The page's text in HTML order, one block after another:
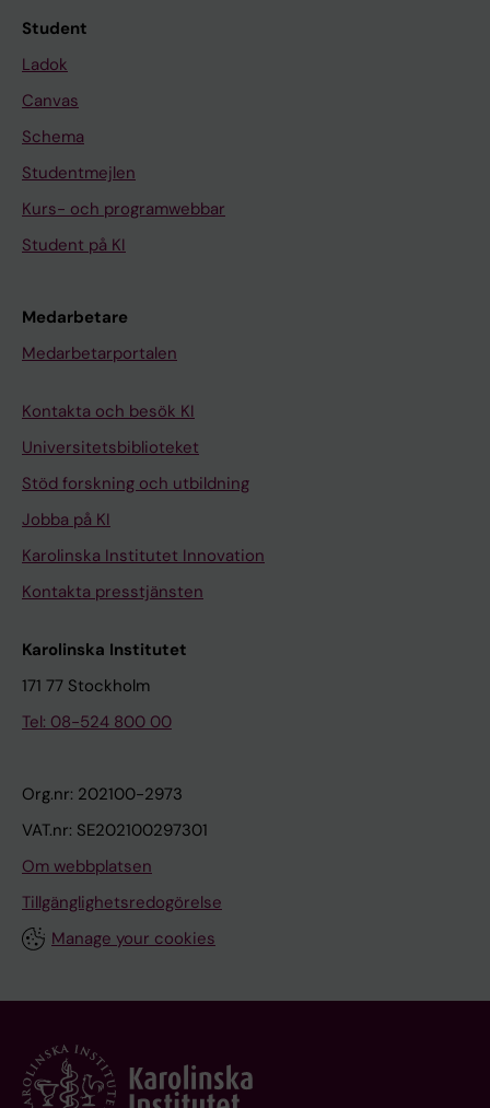
Student
Ladok
Canvas
Schema
Studentmejlen
Kurs- och programwebbar
Student på KI
Medarbetare
Medarbetarportalen
Kontakta och besök KI
Universitetsbiblioteket
Stöd forskning och utbildning
Jobba på KI
Karolinska Institutet Innovation
Kontakta presstjänsten
Karolinska Institutet
171 77 Stockholm
Tel: 08-524 800 00
Org.nr: 202100-2973
VAT.nr: SE202100297301
Om webbplatsen
Tillgänglighetsredogörelse
Manage your cookies